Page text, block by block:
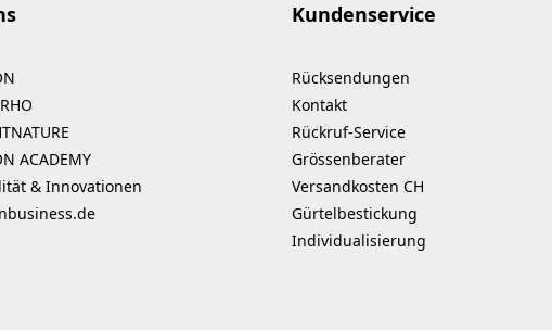
ACADEMY
& Innovationen
Kundenservice
Rücksendungen
Kontakt
Rückruf-Service
Grössenberater
Versandkosten CH
Gürtelbestickung
Individualisierung